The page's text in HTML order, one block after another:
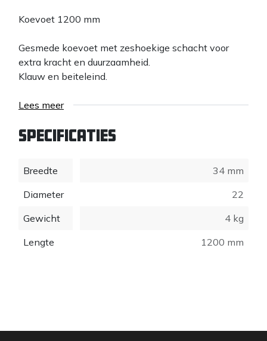
Koevoet 1200 mm
Gesmede koevoet met zeshoekige schacht voor
extra kracht en duurzaamheid.
Klauw en beiteleind.
Lees meer
Specificaties
Breedte
34 mm
Diameter
22
Gewicht
4 kg
Lengte
1200 mm